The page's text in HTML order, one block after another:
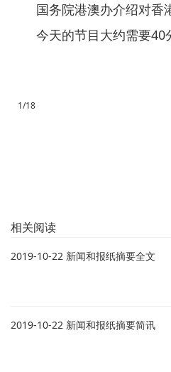
国务院港澳办介绍对香
今天的节目大约需要40
1/18
相关阅读
2019-10-22 新闻和报纸摘要全文
2019-10-22 新闻和报纸摘要简讯